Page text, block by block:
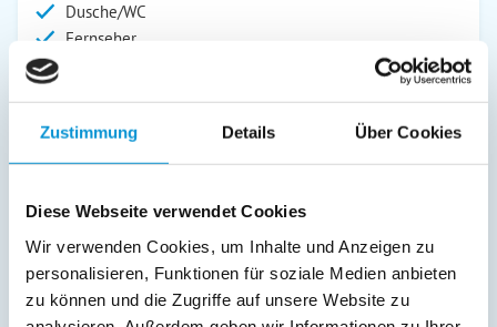
Zustimmung Details Über Cookies
Diese Webseite verwendet Cookies
Wir verwenden Cookies, um Inhalte und Anzeigen zu
personalisieren, Funktionen für soziale Medien anbieten
zu können und die Zugriffe auf unsere Website zu
Dusche/WC
Fernseher
Außenanlage:
Gartenstühle
Terrasse
Service: